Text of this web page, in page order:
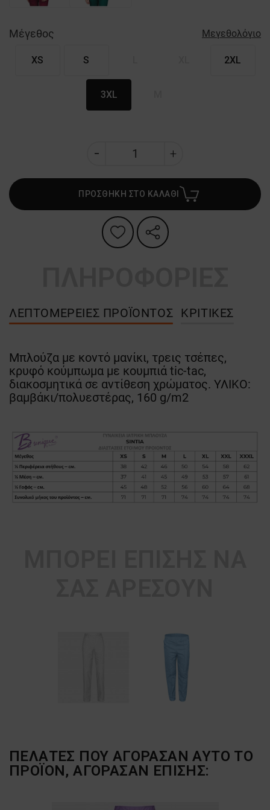
Μέγεθος Μεγεθολόγιο
XS S 2XL
3XL
ΠΡΟΣΘΗΚΗ ΣΤΟ ΚΑΛΑΘΙ
ΛΕΠΤΟΜΈΡΕΙΕΣ ΠΡΟΪΌΝΤΟΣ ΚΡΙΤΙΚΈΣ
Μπλούζα με κοντό μανίκι, τρεις τσέπες,
κρυφό κούμπωμα με κουμπιά tic-tac,
διακοσμητικά σε αντίθεση χρώματος. ΥΛΙΚΟ:
βαμβάκι/πολυεστέρας, 160 g/m2
ΠΕΛΆΤΕΣ ΠΟΥ ΑΓΌΡΑΣΑΝ ΑΥΤΌ ΤΟ
ΠΡΟΪΌΝ, ΑΓΌΡΑΣΑΝ ΕΠΊΣΗΣ: